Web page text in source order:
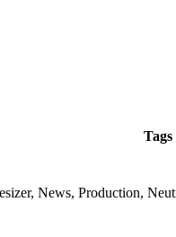
Tags
News, Production,